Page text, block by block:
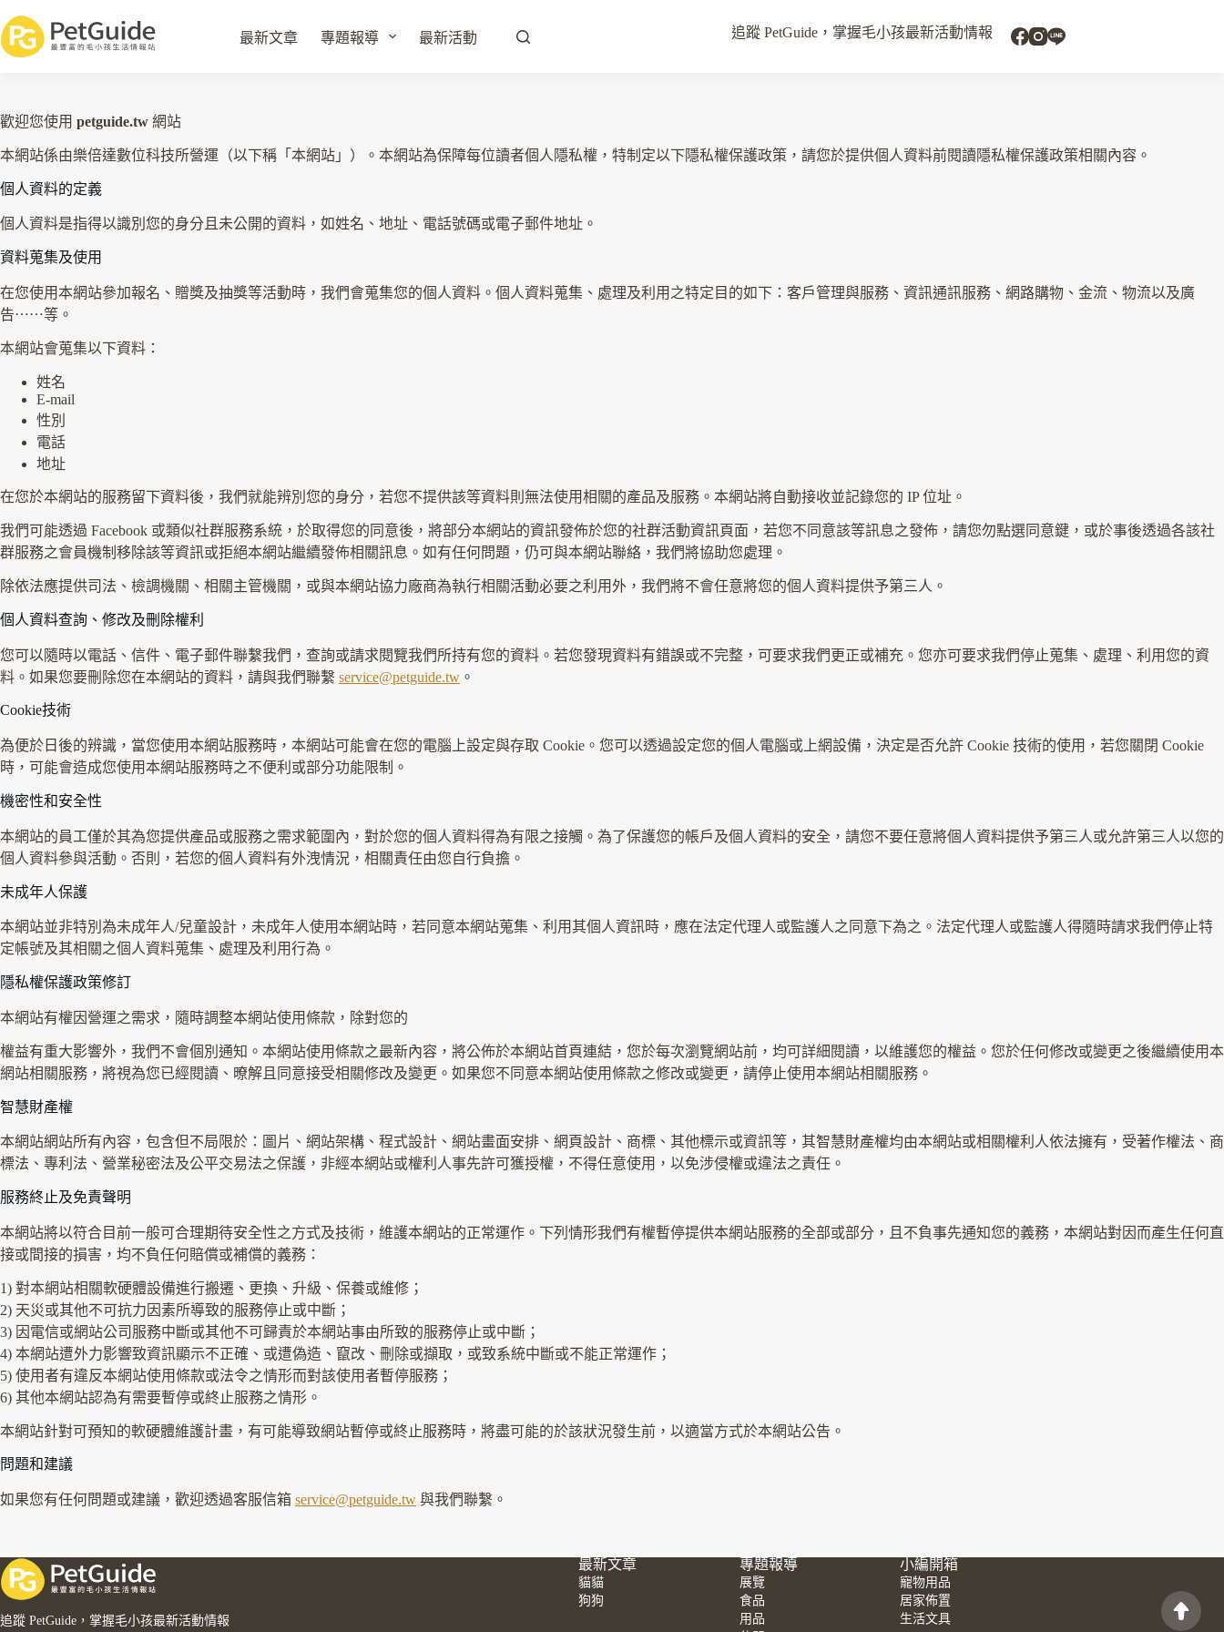
最新文章 專題報導 最新活動 追蹤 PetGuide，掌握毛小孩最新活動情報
歡迎您使用 petguide.tw 網站
本網站係由樂倍達數位科技所營運（以下稱「本網站」）。本網站為保障每位讀者個人隱私權，特制定以下隱私權保護政策，請您於提供個人資料前閱讀隱私權保護政策相關內容。
個人資料的定義
個人資料是指得以識別您的身分且未公開的資料，如姓名、地址、電話號碼或電子郵件地址。
資料蒐集及使用
在您使用本網站參加報名、贈獎及抽獎等活動時，我們會蒐集您的個人資料。個人資料蒐集、處理及利用之特定目的如下：客戶管理與服務、資訊通訊服務、網路購物、金流、物流以及廣
告⋯⋯等。
本網站會蒐集以下資料：
姓名
E-mail
性別
電話
地址
在您於本網站的服務留下資料後，我們就能辨別您的身分，若您不提供該等資料則無法使用相關的產品及服務。本網站將自動接收並記錄您的 IP 位址。
我們可能透過 Facebook 或類似社群服務系統，於取得您的同意後，將部分本網站的資訊發佈於您的社群活動資訊頁面，若您不同意該等訊息之發佈，請您勿點選同意鍵，或於事後透過各該社
群服務之會員機制移除該等資訊或拒絕本網站繼續發佈相關訊息。如有任何問題，仍可與本網站聯絡，我們將協助您處理。
除依法應提供司法、檢調機關、相關主管機關，或與本網站協力廠商為執行相關活動必要之利用外，我們將不會任意將您的個人資料提供予第三人。
個人資料查詢、修改及刪除權利
您可以隨時以電話、信件、電子郵件聯繫我們，查詢或請求閱覽我們所持有您的資料。若您發現資料有錯誤或不完整，可要求我們更正或補充。您亦可要求我們停止蒐集、處理、利用您的資
料。如果您要刪除您在本網站的資料，請與我們聯繫 service@petguide.tw 。
Cookie技術
為便於日後的辨識，當您使用本網站服務時，本網站可能會在您的電腦上設定與存取 Cookie。您可以透過設定您的個人電腦或上網設備，決定是否允許 Cookie 技術的使用，若您關閉 Cookie
時，可能會造成您使用本網站服務時之不便利或部分功能限制。
機密性和安全性
本網站的員工僅於其為您提供產品或服務之需求範圍內，對於您的個人資料得為有限之接觸。為了保護您的帳戶及個人資料的安全，請您不要任意將個人資料提供予第三人或允許第三人以您的
個人資料參與活動。否則，若您的個人資料有外洩情況，相關責任由您自行負擔。
未成年人保護
本網站並非特別為未成年人/兒童設計，未成年人使用本網站時，若同意本網站蒐集、利用其個人資訊時，應在法定代理人或監護人之同意下為之。法定代理人或監護人得隨時請求我們停止特
定帳號及其相關之個人資料蒐集、處理及利用行為。
隱私權保護政策修訂
本網站有權因營運之需求，隨時調整本網站使用條款，除對您的
權益有重大影響外，我們不會個別通知。本網站使用條款之最新內容，將公佈於本網站首頁連結，您於每次瀏覽網站前，均可詳細閱讀，以維護您的權益。您於任何修改或變更之後繼續使用本
網站相關服務，將視為您已經閱讀、暸解且同意接受相關修改及變更。如果您不同意本網站使用條款之修改或變更，請停止使用本網站相關服務。
智慧財產權
本網站網站所有內容，包含但不局限於：圖片、網站架構、程式設計、網站畫面安排、網頁設計、商標、其他標示或資訊等，其智慧財產權均由本網站或相關權利人依法擁有，受著作權法、商
標法、專利法、營業秘密法及公平交易法之保護，非經本網站或權利人事先許可獲授權，不得任意使用，以免涉侵權或違法之責任。
服務終止及免責聲明
本網站將以符合目前一般可合理期待安全性之方式及技術，維護本網站的正常運作。下列情形我們有權暫停提供本網站服務的全部或部分，且不負事先通知您的義務，本網站對因而產生任何直
接或間接的損害，均不負任何賠償或補償的義務：
1) 對本網站相關軟硬體設備進行搬遷、更換、升級、保養或維修；
2) 天災或其他不可抗力因素所導致的服務停止或中斷；
3) 因電信或網站公司服務中斷或其他不可歸責於本網站事由所致的服務停止或中斷；
4) 本網站遭外力影響致資訊顯示不正確、或遭偽造、竄改、刪除或擷取，或致系統中斷或不能正常運作；
5) 使用者有違反本網站使用條款或法令之情形而對該使用者暫停服務；
6) 其他本網站認為有需要暫停或終止服務之情形。
本網站針對可預知的軟硬體維護計畫，有可能導致網站暫停或終止服務時，將盡可能的於該狀況發生前，以適當方式於本網站公告。
問題和建議
如果您有任何問題或建議，歡迎透過客服信箱 service@petguide.tw 與我們聯繫。
追蹤 PetGuide，掌握毛小孩最新活動情報
最新文章
貓貓
狗狗
專題報導
展覽
食品
用品
小編開箱
寵物用品
居家佈置
生活文具